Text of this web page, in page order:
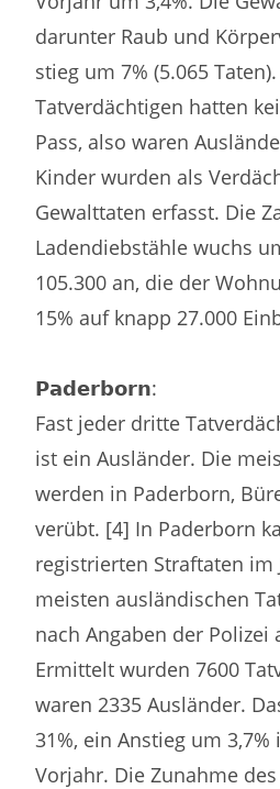
darunter Raub und
stieg um 7% (5.065
Tatverdächtigen hatten
Pass, also waren
Kinder wurden als
Gewalttaten erfasst. Die
Ladendiebstähle wuchs
105.300 an, die der
15% auf knapp 27.000
𝗣𝗮𝗱𝗲𝗿𝗯𝗼𝗿𝗻:
Fast jeder dritte
ist ein Ausländer. Die
werden in Paderborn,
verübt. [4] In Paderborn
registrierten Straftaten im
meisten ausländischen
nach Angaben der Polizei
Ermittelt wurden 7600
waren 2335 Ausländer.
31%, ein Anstieg um
Vorjahr. Die Zunahme